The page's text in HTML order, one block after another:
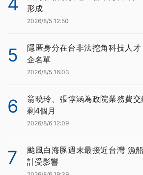
形成
2026/8/5 12:50
5
隱匿身分在台非法挖角科技人
企名單
2026/8/5 16:03
6
翁曉玲、張惇涵為政院業務費
剩4個月
2026/8/6 12:09
7
颱風白海豚週末最接近台灣 漁
計受影響